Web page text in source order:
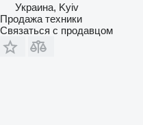
Украина, Kyiv
Продажа техники
Связаться с продавцом